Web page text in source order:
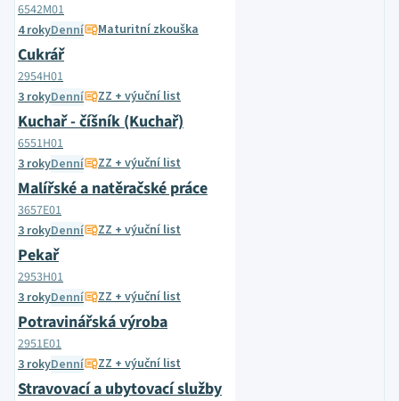
6542M01
4 rokyDenní Maturitní zkouška
Cukrář
2954H01
3 rokyDenní ZZ + výuční list
Kuchař - číšník (Kuchař)
6551H01
3 rokyDenní ZZ + výuční list
Malířské a natěračské práce
3657E01
3 rokyDenní ZZ + výuční list
Pekař
2953H01
3 rokyDenní ZZ + výuční list
Potravinářská výroba
2951E01
3 rokyDenní ZZ + výuční list
Stravovací a ubytovací služby